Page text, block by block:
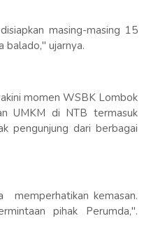
masing-masing 15
balado," ujarnya.
momen WSBK Lombok
UMKM di NTB termasuk
pengunjung dari berbagai
memperhatikan kemasan.
pihak Perumda,".